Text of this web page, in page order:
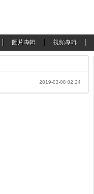
圖片專輯 視頻專輯
2019-03-08 02:24